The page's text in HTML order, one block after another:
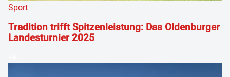
Sport
Tradition trifft Spitzenleistung: Das Oldenburger
Landesturnier 2025